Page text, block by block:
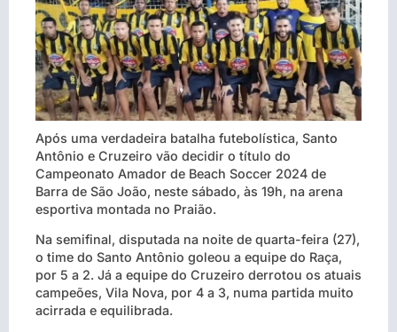
Após uma verdadeira batalha futebolística, Santo
Antônio e Cruzeiro vão decidir o título do
Campeonato Amador de Beach Soccer 2024 de
Barra de São João, neste sábado, às 19h, na arena
esportiva montada no Praião.
Na semifinal, disputada na noite de quarta-feira (27),
o time do Santo Antônio goleou a equipe do Raça,
por 5 a 2. Já a equipe do Cruzeiro derrotou os atuais
campeões, Vila Nova, por 4 a 3, numa partida muito
acirrada e equilibrada.